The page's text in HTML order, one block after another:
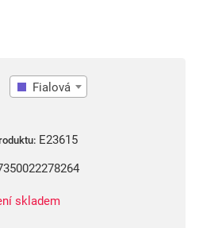
Fialová
E23615
skladem